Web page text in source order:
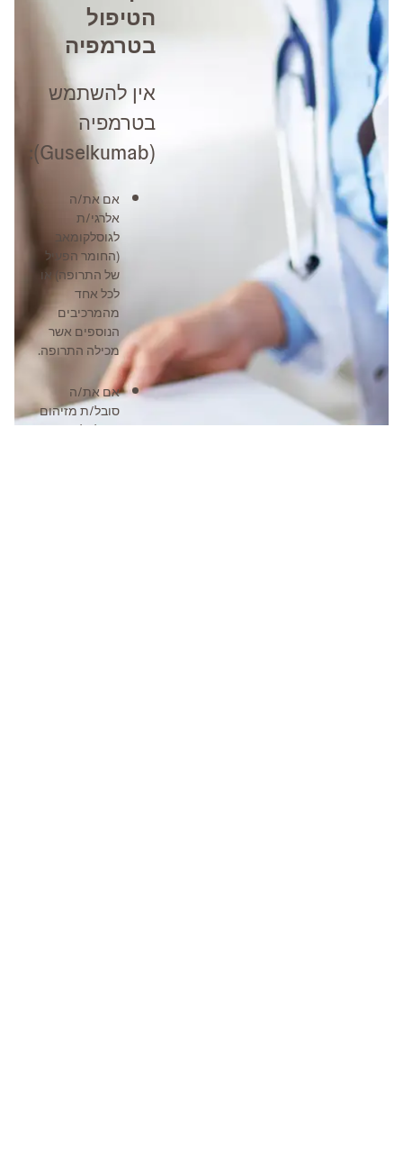
הטיפול
בטרמפיה
אין להשתמש
בטרמפיה
(Guselkumab):
אם את/ה
אלרגי/ת
לגוסלקומאב
(החומר הפעיל
של התרופה) או
לכל אחד
מהמרכיבים
הנוספים אשר
מכילה התרופה.
אם את/ה
סובל/ת מזיהום
פעיל , לרבות